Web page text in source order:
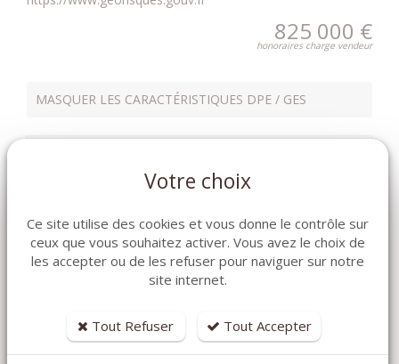
825 000 €
honoraires charge vendeur
MASQUER LES CARACTÉRISTIQUES DPE / GES
kWhEP/m².an
90.00
Votre choix
Ce site utilise des cookies et vous donne le contrôle sur
ceux que vous souhaitez activer. Vous avez le choix de
les accepter ou de les refuser pour naviguer sur notre
site internet.
Tout Refuser Tout Accepter